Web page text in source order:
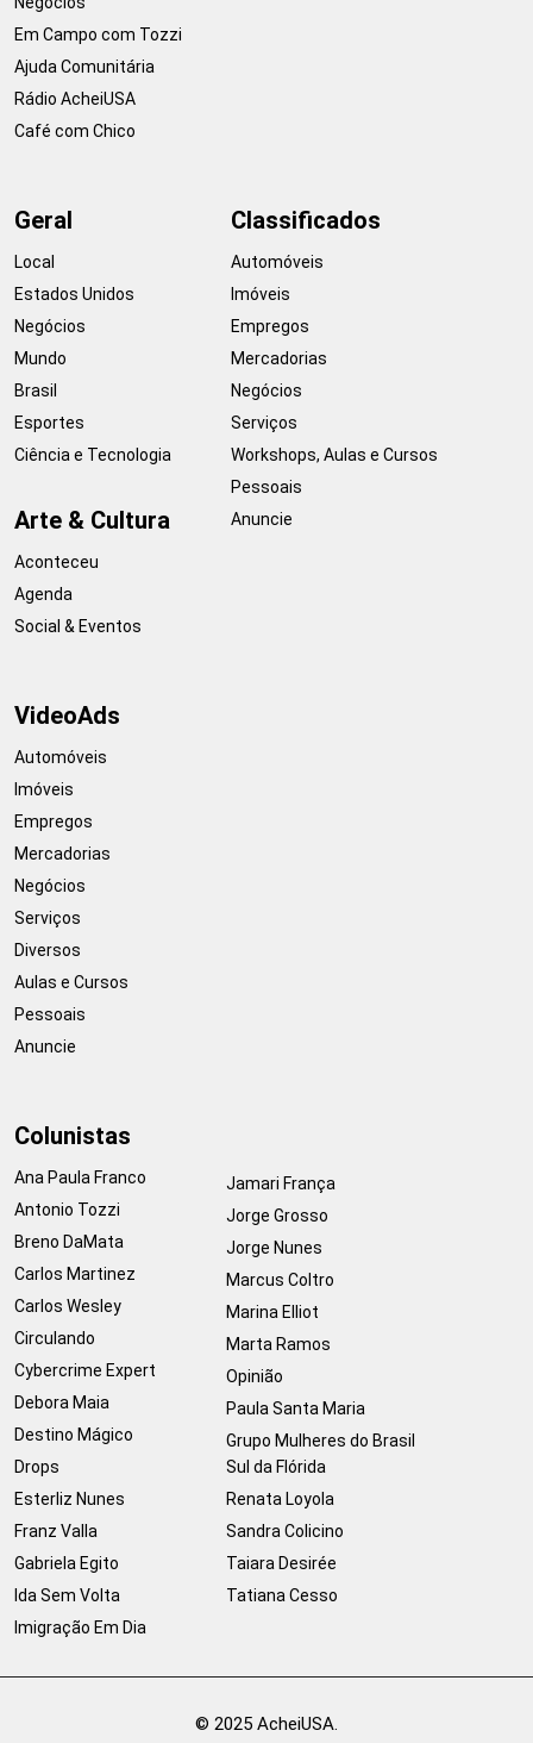
Em Campo com Tozzi
Ajuda Comunitária
Rádio AcheiUSA
Café com Chico
Geral
Local
Estados Unidos
Negócios
Mundo
Brasil
Esportes
Ciência e Tecnologia
Arte & Cultura
Aconteceu
Agenda
Social & Eventos
Classificados
Automóveis
Imóveis
Empregos
Mercadorias
Negócios
Serviços
Workshops, Aulas e Cursos
Pessoais
Anuncie
VideoAds
Automóveis
Imóveis
Empregos
Mercadorias
Negócios
Serviços
Diversos
Aulas e Cursos
Pessoais
Anuncie
Colunistas
Ana Paula Franco
Antonio Tozzi
Breno DaMata
Carlos Martinez
Carlos Wesley
Circulando
Cybercrime Expert
Debora Maia
Destino Mágico
Drops
Esterliz Nunes
Franz Valla
Gabriela Egito
Ida Sem Volta
Imigração Em Dia
Jamari França
Jorge Grosso
Jorge Nunes
Marcus Coltro
Marina Elliot
Marta Ramos
Opinião
Paula Santa Maria
Grupo Mulheres do Brasil
Sul da Flórida
Renata Loyola
Sandra Colicino
Taiara Desirée
Tatiana Cesso
© 2025 AcheiUSA.